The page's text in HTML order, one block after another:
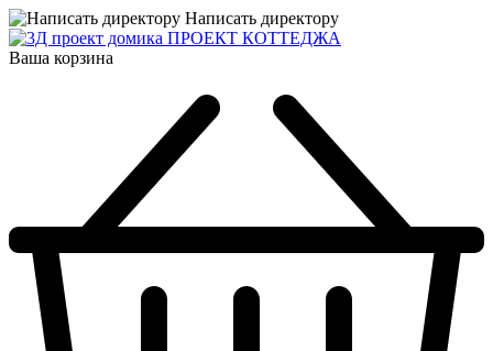
Написать директору
ПРОЕКТ КОТТЕДЖА
Ваша корзина